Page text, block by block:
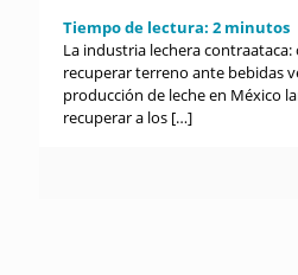
Tiempo de lectura: 2 minutos
La industria lechera contraataca:
recuperar terreno ante bebidas
producción de leche en México
recuperar a los […]